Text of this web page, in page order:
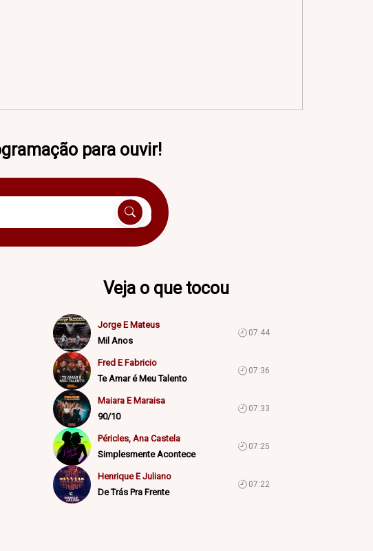
para ouvir!
Veja o que tocou
Jorge E Mateus
Mil Anos
07:44
Fred E Fabricio
Te Amar é Meu Talento
07:36
Maiara E Maraisa
90/10
07:33
Péricles, Ana Castela
Simplesmente Acontece
07:25
Henrique E Juliano
De Trás Pra Frente
07:22